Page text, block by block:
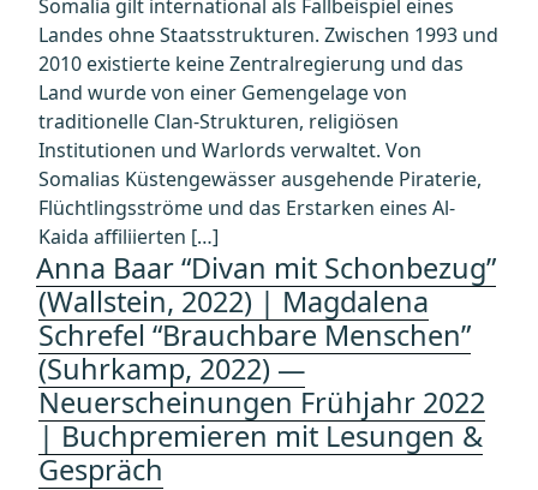
Somalia gilt international als Fallbeispiel eines
Landes ohne Staatsstrukturen. Zwischen 1993 und
2010 existierte keine Zentralregierung und das
Land wurde von einer Gemengelage von
traditionelle Clan-Strukturen, religiösen
Institutionen und Warlords verwaltet. Von
Somalias Küstengewässer ausgehende Piraterie,
Flüchtlingsströme und das Erstarken eines Al-
Kaida affiliierten […]
Anna Baar “Divan mit Schonbezug”
(Wallstein, 2022) | Magdalena
Schrefel “Brauchbare Menschen”
(Suhrkamp, 2022) —
Neuerscheinungen Frühjahr 2022
| Buchpremieren mit Lesungen &
Gespräch